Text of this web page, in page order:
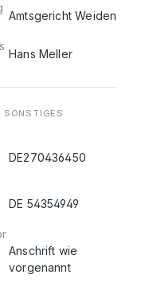
Amtsgericht Weiden
Hans Meller
SONSTIGES
DE270436450
DE 54354949
Anschrift wie
vorgenannt